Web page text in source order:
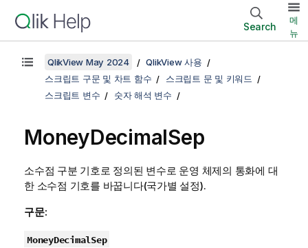
Search
메
뉴
QlikView May 2024
QlikView 사용
스크립트 구문 및 차트 함수
스크립트 문 및 키워드
스크립트 변수
숫자 해석 변수
MoneyDecimalSep
소수점 구분 기호로 정의된 변수로 운영 체제의 통화에 대
한 소수점 기호를 바꿉니다(국가별 설정).
구문:
MoneyDecimalSep